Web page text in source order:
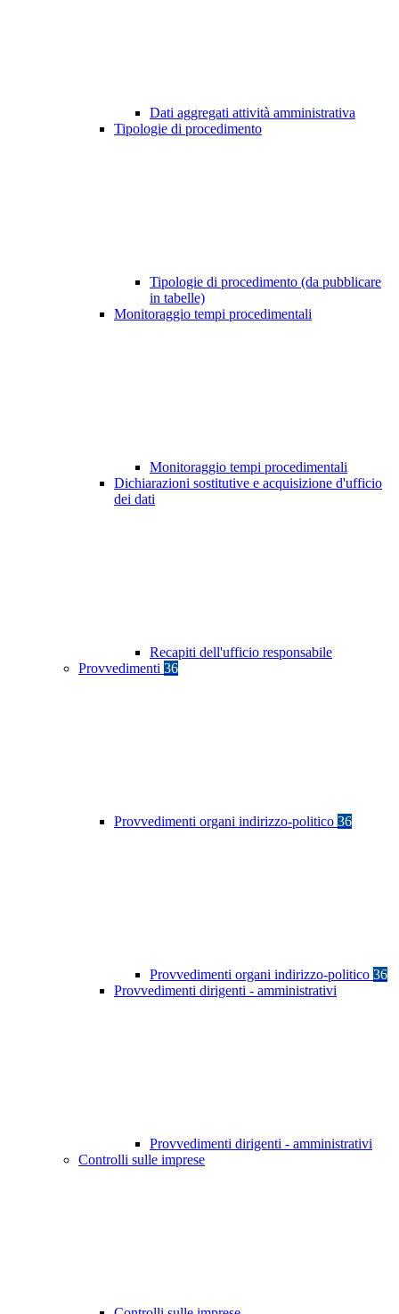
Dati aggregati attività amministrativa
Tipologie di procedimento
Tipologie di procedimento (da pubblicare
in tabelle)
Monitoraggio tempi procedimentali
Monitoraggio tempi procedimentali
Dichiarazioni sostitutive e acquisizione d'ufficio
dei dati
Recapiti dell'ufficio responsabile
Provvedimenti 36
Provvedimenti organi indirizzo-politico 36
Provvedimenti organi indirizzo-politico 36
Provvedimenti dirigenti - amministrativi
Provvedimenti dirigenti - amministrativi
Controlli sulle imprese